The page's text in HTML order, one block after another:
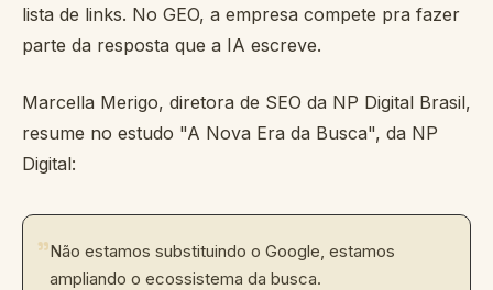
lista de links. No GEO, a empresa compete pra fazer
parte da resposta que a IA escreve.
Marcella Merigo, diretora de SEO da NP Digital Brasil,
resume no estudo "A Nova Era da Busca", da NP
Digital:
"Não estamos substituindo o Google, estamos
ampliando o ecossistema da busca.